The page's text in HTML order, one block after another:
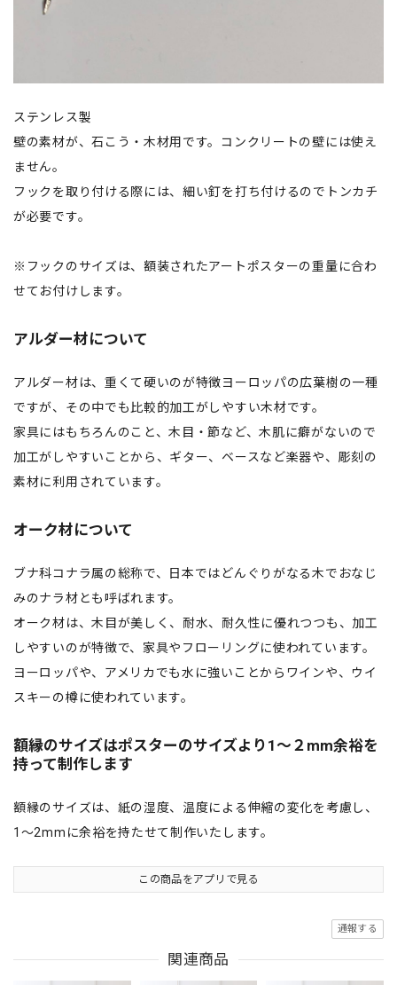
ステンレス製
壁の素材が、石こう・木材用です。コンクリートの壁には使え
ません。
フックを取り付ける際には、細い釘を打ち付けるのでトンカチ
が必要です。
※フックのサイズは、額装されたアートポスターの重量に合わ
せてお付けします。
アルダー材について
アルダー材は、重くて硬いのが特徴ヨーロッパの広葉樹の一種
ですが、その中でも比較的加工がしやすい木材です。
家具にはもちろんのこと、木目・節など、木肌に癖がないので
加工がしやすいことから、ギター、ベースなど楽器や、彫刻の
素材に利用されています。
オーク材について
ブナ科コナラ属の総称で、日本ではどんぐりがなる木でおなじ
みのナラ材とも呼ばれます。
オーク材は、木目が美しく、耐水、耐久性に優れつつも、加工
しやすいのが特徴で、家具やフローリングに使われています。
ヨーロッパや、アメリカでも水に強いことからワインや、ウイ
スキーの樽に使われています。
額縁のサイズはポスターのサイズより1〜２mm余裕を
持って制作します
額縁のサイズは、紙の湿度、温度による伸縮の変化を考慮し、
1〜2mmに余裕を持たせて制作いたします。
この商品をアプリで見る
通報する
関連商品